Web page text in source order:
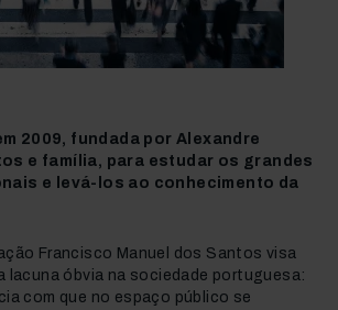
2009, fundada por Alexandre
e família, para estudar os grandes
e levá-los ao conhecimento da
Francisco Manuel dos Santos visa
lacuna óbvia na sociedade portuguesa:
com que no espaço público se